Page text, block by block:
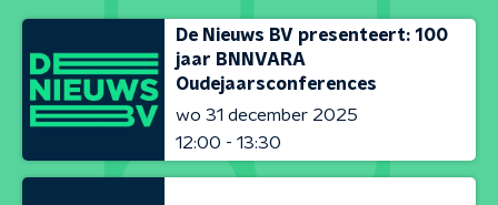
De Nieuws BV presenteert: 100
jaar BNNVARA
Oudejaarsconferences
wo 31 december 2025
12:00 - 13:30